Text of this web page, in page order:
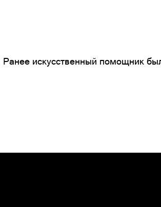
искусственный помощник